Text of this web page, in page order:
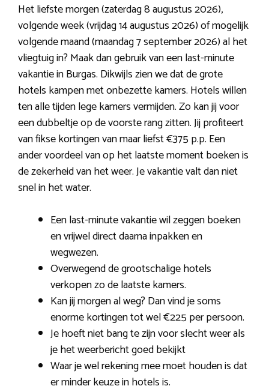
Het liefste morgen (zaterdag 8 augustus 2026),
volgende week (vrijdag 14 augustus 2026) of mogelijk
volgende maand (maandag 7 september 2026) al het
vliegtuig in? Maak dan gebruik van een last-minute
vakantie in Burgas. Dikwijls zien we dat de grote
hotels kampen met onbezette kamers. Hotels willen
ten alle tijden lege kamers vermijden. Zo kan jij voor
een dubbeltje op de voorste rang zitten. Jij profiteert
van fikse kortingen van maar liefst €375 p.p. Een
ander voordeel van op het laatste moment boeken is
de zekerheid van het weer. Je vakantie valt dan niet
snel in het water.
Een last-minute vakantie wil zeggen boeken
en vrijwel direct daarna inpakken en
wegwezen.
Overwegend de grootschalige hotels
verkopen zo de laatste kamers.
Kan jij morgen al weg? Dan vind je soms
enorme kortingen tot wel €225 per persoon.
Je hoeft niet bang te zijn voor slecht weer als
je het weerbericht goed bekijkt
Waar je wel rekening mee moet houden is dat
er minder keuze in hotels is.